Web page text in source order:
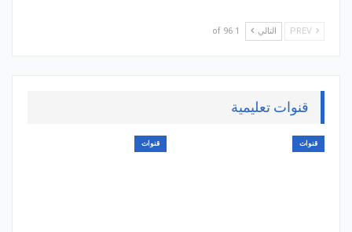
التالي 1 of 96
قنوات تعليمية
قنوات قنوات